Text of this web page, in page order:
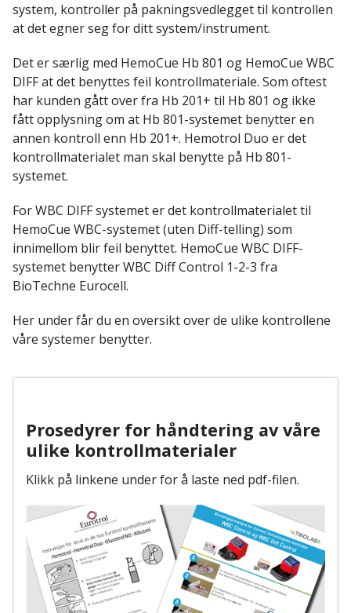
system, kontroller på pakningsvedlegget til kontrollen
at det egner seg for ditt system/instrument.
Det er særlig med HemoCue Hb 801 og HemoCue WBC
DIFF at det benyttes feil kontrollmateriale. Som oftest
har kunden gått over fra Hb 201+ til Hb 801 og ikke
fått opplysning om at Hb 801-systemet benytter en
annen kontroll enn Hb 201+. Hemotrol Duo er det
kontrollmaterialet man skal benytte på Hb 801-
systemet.
For WBC DIFF systemet er det kontrollmaterialet til
HemoCue WBC-systemet (uten Diff-telling) som
innimellom blir feil benyttet. HemoCue WBC DIFF-
systemet benytter WBC Diff Control 1-2-3 fra
BioTechne Eurocell.
Her under får du en oversikt over de ulike kontrollene
våre systemer benytter.
Prosedyrer for håndtering av våre
ulike kontrollmaterialer
Klikk på linkene under for å laste ned pdf-filen.